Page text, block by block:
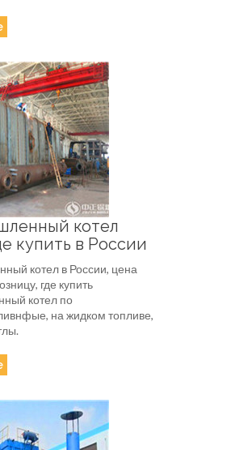
котел
купить в России
котел в России, цена
где купить
котел по
на жидком топливе,